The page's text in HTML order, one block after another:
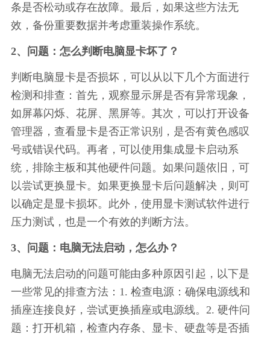
条是否松动或存在故障。最后，如果这些方法无
效，备份重要数据并考虑重装操作系统。
2、问题：怎么判断电脑显卡坏了？
判断电脑显卡是否损坏，可以从以下几个方面进行
检测和排查：首先，观察显示屏是否有异常现象，
如屏幕闪烁、花屏、黑屏等。其次，可以打开设备
管理器，查看显卡是否正常识别，是否有黄色感叹
号或错误代码。再者，可以使用集成显卡启动系
统，排除主板和其他硬件问题。如果问题依旧，可
以尝试更换显卡。如果更换显卡后问题解决，则可
以确定是显卡损坏。此外，使用显卡测试软件进行
压力测试，也是一个有效的判断方法。
3、问题：电脑无法启动，怎么办？
电脑无法启动的问题可能由多种原因引起，以下是
一些常见的排查方法：1. 检查电源：确保电源线和
插座连接良好，尝试更换插座或电源线。2. 硬件问
题：打开机箱，检查内存条、显卡、硬盘等是否插